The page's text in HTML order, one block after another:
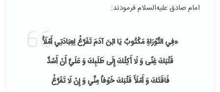
امام صادق علیه‌السلام فرمودند:
«فِي التَّوْرَاةِ مَكْتُوبٌ‏ يَا ابْنَ آدَمَ تَفَرَّغْ‏ لِعِبَادَتِي أَمْلَأْ
قَلْبَكَ غِنًى وَ لَا أَكِلْكَ إِلَى طَلَبِكَ وَ عَلَيَّ أَنْ أَسُدَّ
فَاقَتَكَ وَ أَمْلَأَ قَلْبَكَ خَوْفاً مِنِّي وَ إِنْ لَا تَفَرَّغْ